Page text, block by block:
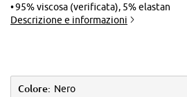
95% viscosa (verificata), 5% elastan
Descrizione e informazioni
Colore: Nero